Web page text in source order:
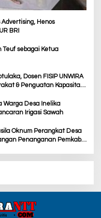
Henos
BRI
sebagai Ketua
Dosen FISIP UNWIRA
& Penguatan Kapasitas
Warga Desa Inelika
Irigasi Sawah
Oknum Perangkat Desa
Penanganan Pemkab